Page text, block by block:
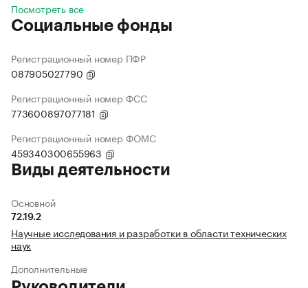
Посмотреть все
Социальные фонды
Регистрационный номер ПФР
087905027790
Регистрационный номер ФСС
773600897077181
Регистрационный номер ФОМС
459340300655963
Виды деятельности
Основной
72.19.2
Научные исследования и разработки в области технических
наук
Дополнительные